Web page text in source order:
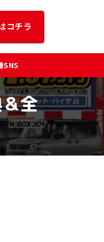
コチラ
SNS
全